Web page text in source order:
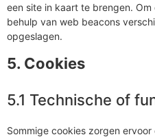
een site in kaart te brengen.
behulp van web beacons
opgeslagen.
5. Cookies
5.1 Technische of
Sommige cookies zorgen